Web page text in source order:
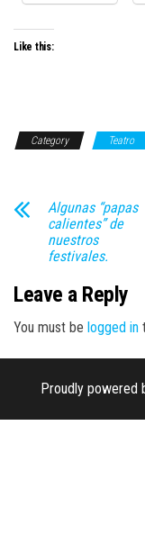
Like this:
Category Teatro
Algunas “papas
calientes” de
nuestros
festivales.
Leave a Reply
You must be logged in
Proudly powered